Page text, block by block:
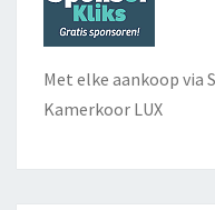
Met elke aankoop via
Kamerkoor LUX